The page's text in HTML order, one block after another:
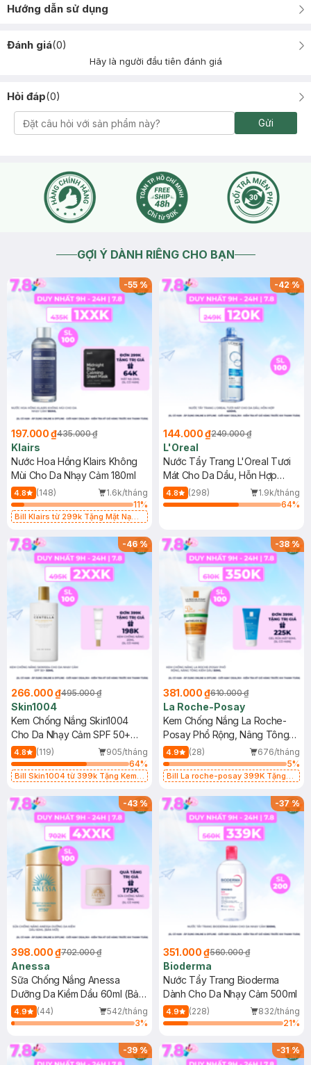
Hướng dẫn sử dụng
Đánh giá(0)
Hãy là người đầu tiên đánh giá
Hỏi đáp(0)
Gửi
GỢI Ý DÀNH RIÊNG CHO BẠN
-55%
197.000 ₫435.000 ₫
Klairs
Nước Hoa Hồng Klairs Không
Mùi Cho Da Nhạy Cảm 180ml
4.8 (148)
1.6k/tháng
11%
Bill Klairs từ 299k Tặng Mặt Nạ
25ml (SL Có Hạn)
-42%
144.000 ₫249.000 ₫
L'Oreal
Nước Tẩy Trang L'Oreal Tươi
Mát Cho Da Dầu, Hỗn Hợp
400ml
4.8 (298)
1.9k/tháng
64%
-46%
266.000 ₫495.000 ₫
Skin1004
Kem Chống Nắng Skin1004
Cho Da Nhạy Cảm SPF 50+
50ml
4.8 (119)
905/tháng
64%
Bill Skin1004 từ 399k Tặng Kem
SPF 50+ 20ml (SL Có Hạn)
-38%
381.000 ₫610.000 ₫
La Roche-Posay
Kem Chống Nắng La Roche-
Posay Phổ Rộng, Nâng Tông
Kiềm Dầu 50ml
4.9 (28)
676/tháng
5%
Bill La roche-posay 399K Tặng
(SL có hạn)
-43%
398.000 ₫702.000 ₫
Anessa
Sữa Chống Nắng Anessa
Dưỡng Da Kiềm Dầu 60ml (Bản
Mới)
4.9 (44)
542/tháng
3%
-37%
351.000 ₫560.000 ₫
Bioderma
Nước Tẩy Trang Bioderma
Dành Cho Da Nhạy Cảm 500ml
4.9 (228)
832/tháng
21%
-39% -31%